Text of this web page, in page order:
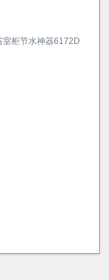
室柜节水神器6172D